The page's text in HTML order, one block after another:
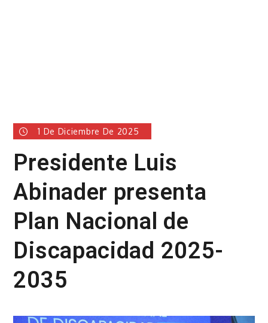
1 De Diciembre De 2025
Presidente Luis
Abinader presenta
Plan Nacional de
Discapacidad 2025-
2035